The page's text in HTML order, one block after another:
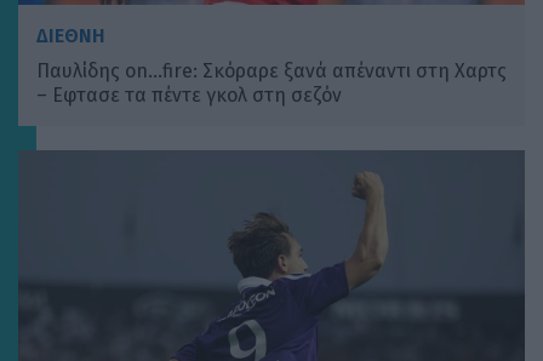
ΔΙΕΘΝΗ
Παυλίδης on…fire: Σκόραρε ξανά απέναντι στη Χαρτς
– Eφτασε τα πέντε γκολ στη σεζόν